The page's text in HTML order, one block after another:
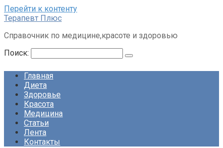
Перейти к контенту
Терапевт Плюс
Справочник по медицине,красоте и здоровью
Поиск:
Главная
Диета
Здоровье
Красота
Медицина
Статьи
Лента
Контакты